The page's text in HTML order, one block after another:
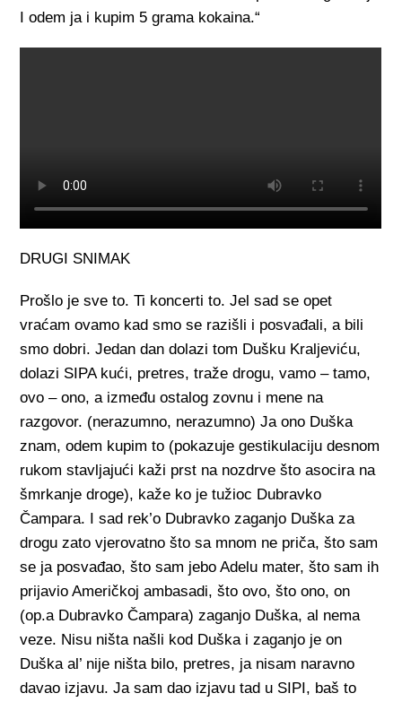
I odem ja i kupim 5 grama kokaina.“
DRUGI SNIMAK
Prošlo je sve to. Ti koncerti to. Jel sad se opet
vraćam ovamo kad smo se razišli i posvađali, a bili
smo dobri. Jedan dan dolazi tom Dušku Kraljeviću,
dolazi SIPA kući, pretres, traže drogu, vamo – tamo,
ovo – ono, a između ostalog zovnu i mene na
razgovor. (nerazumno, nerazumno) Ja ono Duška
znam, odem kupim to (pokazuje gestikulaciju desnom
rukom stavljajući kaži prst na nozdrve što asocira na
šmrkanje droge), kaže ko je tužioc Dubravko
Čampara. I sad rek’o Dubravko zaganjo Duška za
drogu zato vjerovatno što sa mnom ne priča, što sam
se ja posvađao, što sam jebo Adelu mater, što sam ih
prijavio Američkoj ambasadi, što ovo, što ono, on
(op.a Dubravko Čampara) zaganjo Duška, al nema
veze. Nisu ništa našli kod Duška i zaganjo je on
Duška al’ nije ništa bilo, pretres, ja nisam naravno
davao izjavu. Ja sam dao izjavu tad u SIPI, baš to